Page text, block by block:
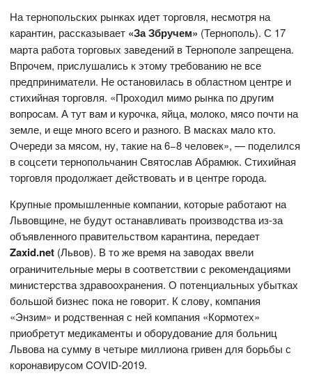
На тернопольских рынках идет торговля, несмотря на
карантин, рассказывает «За Збручем» (Тернополь). С 17
марта работа торговых заведений в Тернополе запрещена.
Впрочем, прислушались к этому требованию не все
предприниматели. Не остановилась в областном центре и
стихийная торговля. «Проходил мимо рынка по другим
вопросам. А тут вам и курочка, яйца, молоко, мясо почти на
земле, и еще много всего и разного. В масках мало кто.
Очереди за мясом, ну, такие на 6−8 человек», — поделился
в соцсети тернопольчанин Святослав Абрамюк. Стихийная
торговля продолжает действовать и в центре города.
Крупные промышленные компании, которые работают на
Львовщине, не будут останавливать производства из-за
объявленного правительством карантина, передает
Zaxid.net (Львов). В то же время на заводах ввели
ограничительные меры в соответствии с рекомендациями
министерства здравоохранения. О потенциальных убытках
большой бизнес пока не говорит. К слову, компания
«Энзим» и родственная с ней компания «Кормотех»
приобретут медикаменты и оборудование для больниц
Львова на сумму в четыре миллиона гривен для борьбы с
коронавирусом COVID-2019.